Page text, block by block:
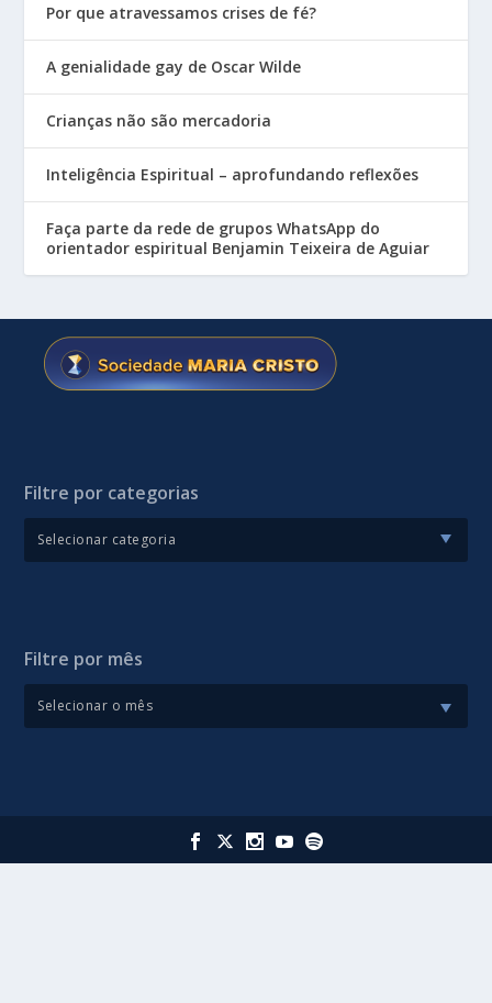
Por que atravessamos crises de fé?
A genialidade gay de Oscar Wilde
Crianças não são mercadoria
Inteligência Espiritual – aprofundando reflexões
Faça parte da rede de grupos WhatsApp do
orientador espiritual Benjamin Teixeira de Aguiar
Filtre por categorias
Filtre por mês